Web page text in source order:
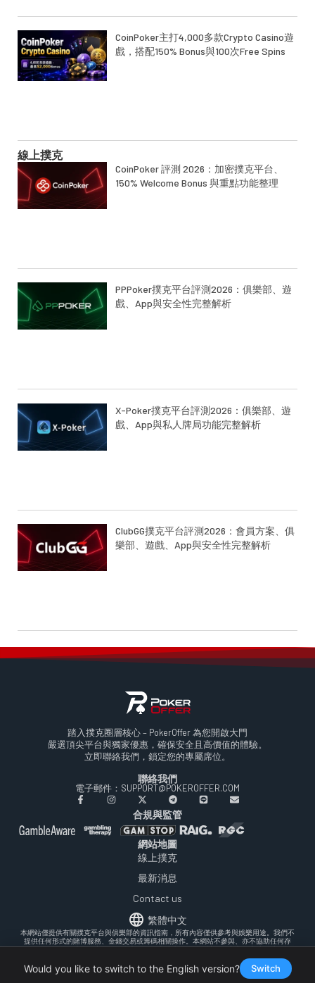
CoinPoker主打4,000多款Crypto Casino遊
戲，搭配150% Bonus與100次Free Spins
線上撲克
CoinPoker 評測 2026：加密撲克平台、
150% Welcome Bonus 與重點功能整理
PPPoker撲克平台評測2026：俱樂部、遊
戲、App與安全性完整解析
X-Poker撲克平台評測2026：俱樂部、遊
戲、App與私人牌局功能完整解析
ClubGG撲克平台評測2026：會員方案、俱
樂部、遊戲、App與安全性完整解析
踏入撲克圈層核心 – PokerOffer 為您開啟大門
嚴選頂尖平台與獨家優惠，確保安全且高價值的體驗。
立即聯絡我們，鎖定您的專屬席位。
聯絡我們
電子郵件：SUPPORT@POKEROFFER.COM
合規與監管
網站地圖
線上撲克
最新消息
Contact us
繁體中文
本網站僅提供有關撲克平台與俱樂部的資訊指南，所有內容僅供參考與娛樂用途。我們不
提供任何形式的賭博服務、金錢交易或籌碼相關操作。本網站不參與、亦不協助任何存
款、取款、兌換或貨幣交易。在參與任何線上撲克活動前，請確保遵守您當地的法律規
PokerOffer © 2026年8月6日 All Rights Reserved.
條款與細則隱私政策PokerOffer
Would you like to switch to the English version? Switch